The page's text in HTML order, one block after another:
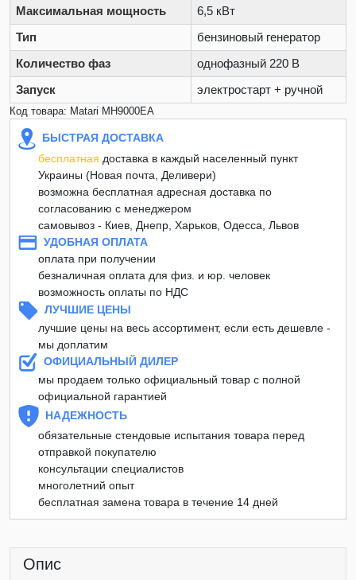
Максимальная мощность
6,5 кВт
Тип
бензиновый генератор
Количество фаз
однофазный 220 В
Запуск
электростарт + ручной
Код товара: Matari MH9000EA
БЫСТРАЯ ДОСТАВКА
бесплатная доставка в каждый населенный пункт
Украины (Новая почта, Деливери)
возможна бесплатная адресная доставка по
согласованию с менеджером
самовывоз - Киев, Днепр, Харьков, Одесса, Львов
УДОБНАЯ ОПЛАТА
оплата при получении
безналичная оплата для физ. и юр. человек
возможность оплаты по НДС
ЛУЧШИЕ ЦЕНЫ
лучшие цены на весь ассортимент, если есть дешевле -
мы доплатим
ОФИЦИАЛЬНЫЙ ДИЛЕР
мы продаем только официальный товар с полной
официальной гарантией
НАДЕЖНОСТЬ
обязательные стендовые испытания товара перед
отправкой покупателю
консультации специалистов
многолетний опыт
бесплатная замена товара в течение 14 дней
Опис